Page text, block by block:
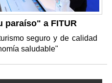
paraíso" a FITUR
seguro y de calidad
saludable"